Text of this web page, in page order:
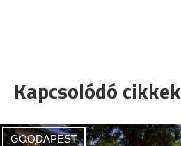
Kapcsolódó cikkek
GOODAPEST